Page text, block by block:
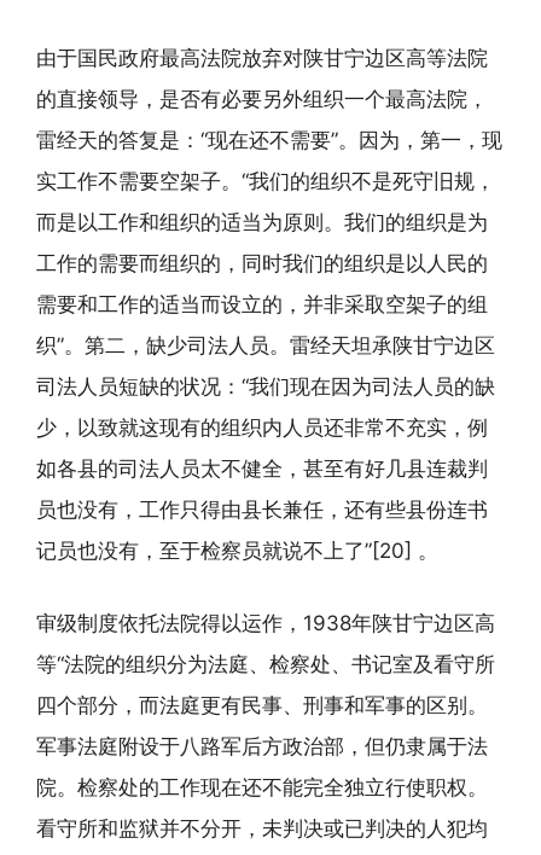
由于国民政府最高法院放弃对陕甘宁边区高等法院
的直接领导，是否有必要另外组织一个最高法院，
雷经天的答复是：“现在还不需要”。因为，第一，现
实工作不需要空架子。“我们的组织不是死守旧规，
而是以工作和组织的适当为原则。我们的组织是为
工作的需要而组织的，同时我们的组织是以人民的
需要和工作的适当而设立的，并非采取空架子的组
织”。第二，缺少司法人员。雷经天坦承陕甘宁边区
司法人员短缺的状况：“我们现在因为司法人员的缺
少，以致就这现有的组织内人员还非常不充实，例
如各县的司法人员太不健全，甚至有好几县连裁判
员也没有，工作只得由县长兼任，还有些县份连书
记员也没有，至于检察员就说不上了”[20] 。
审级制度依托法院得以运作，1938年陕甘宁边区高
等“法院的组织分为法庭、检察处、书记室及看守所
四个部分，而法庭更有民事、刑事和军事的区别。
军事法庭附设于八路军后方政治部，但仍隶属于法
院。检察处的工作现在还不能完全独立行使职权。
看守所和监狱并不分开，未判决或已判决的人犯均